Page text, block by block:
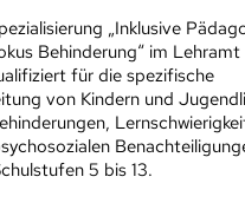
„Inklusive
Behinderung“ im Lehramt
für die spezifische
von Kindern und
5 bis 13.